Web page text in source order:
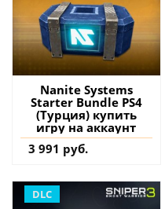
Nanite Systems
Starter Bundle PS4
(Турция) купить
игру на аккаунт
3 991 руб.
DLC